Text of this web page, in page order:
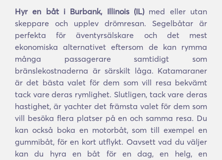
Hyr en båt i Burbank, Illinois (IL)med eller utan
skeppare och upplev drömresan. Segelbåtar är
perfekta för äventyrsälskare och det mest
ekonomiska alternativet eftersom de kan rymma
många passagerare samtidigt som
bränslekostnaderna är särskilt låga. Katamaraner
är det bästa valet för dem som vill resa bekvämt
tack vare deras rymlighet. Slutligen, tack vare deras
hastighet, är yachter det främsta valet för dem som
vill besöka flera platser på en och samma resa. Du
kan också boka en motorbåt, som till exempel en
gummibåt, för en kort utflykt. Oavsett vad du väljer
kan du hyra en båt för en dag, en helg, en